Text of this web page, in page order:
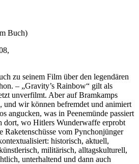
Buch)
zu seinem Film über den legendären
– „Gravity’s Rainbow“ gilt als
unverfilmt. Aber auf Bramkamps
und wir können befremdet und animiert
angucken, was in Peenemünde passiert
dort, wo Hitlers Wunderwaffe erprobt
vom Pynchonjünger
historisch, aktuell,
militärisch, alltagskulturell,
unterhaltend und dann auch